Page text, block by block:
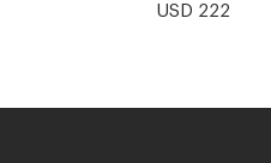
USD 222